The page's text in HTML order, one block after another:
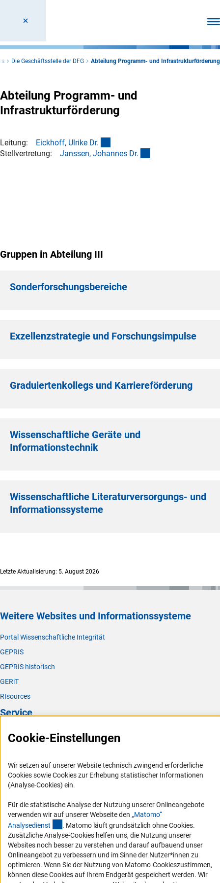
Die Geschäftsstelle der DFG Abteilung Programm- und Infrastrukturförderung
Abteilung Programm- und
Infrastrukturförderung
Leitung: Eickhoff, Ulrike Dr.
Stellvertretung: Janssen, Johannes Dr.
Gruppen in Abteilung III
Sonderforschungsbereiche
Exzellenzstrategie und Forschungsimpulse
Graduiertenkollegs und Karriereförderung
Wissenschaftliche Geräte und
Informationstechnik
Wissenschaftliche Literaturversorgungs- und
Informationssysteme
Letzte Aktualisierung: 5. August 2026
Weitere Websites und Informationssysteme
Portal Wissenschaftliche Integrität
GEPRIS
GEPRIS historisch
GERiT
RIsources
Service
Presse
Karriere
Logo und Corporate Design
Compliance
Vergabeverfahren
Barrierefreiheit
Service und Informationen für Menschen mit Behinderungen
Erklärung zur Barrierefreiheit
Cookie-Einstellungen
Wir setzen auf unserer Website technisch zwingend erforderliche
Cookies sowie Cookies zur Erhebung statistischer Informationen
(Analyse-Cookies) ein.
Für die statistische Analyse der Nutzung unserer Onlineangebote
verwenden wir auf unserer Webseite den „Matomo“
Analysedienst (externer Link)
. Matomo läuft grundsätzlich ohne Cookies.
Zusätzliche Analyse-Cookies helfen uns, die Nutzung unserer
Websites noch besser zu verstehen und darauf aufbauend unser
Onlineangebot zu verbessern und im Sinne der Nutzer*innen zu
optimieren. Wenn Sie der Nutzung von Matomo-Cookieszustimmen,
können diese Cookies auf Ihrem Endgerät gespeichert werden. Wir